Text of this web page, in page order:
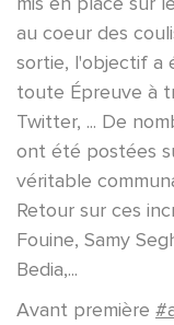
au coeur des
sortie, l'objectif a
toute Épreuve à
Twitter, ... De
ont été postées
véritable
Retour sur ces
Fouine, Samy
Bedia,...
Avant première